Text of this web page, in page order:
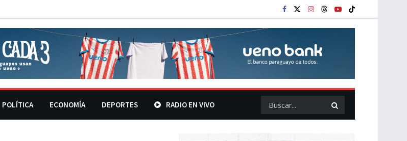
POLÍTICA ECONOMÍA DEPORTES RADIO EN VIVO